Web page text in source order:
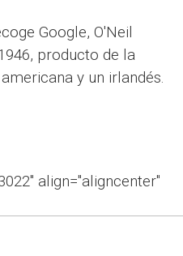
Google, O'Neil
producto de la
y un irlandés.
align="aligncenter"